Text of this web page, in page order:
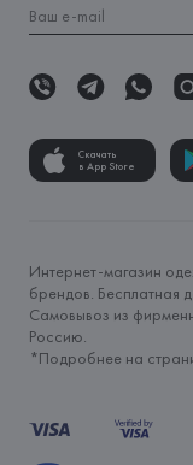
Скачать
в App Store
Интернет-магазин
брендов. Бесплатная
Самовывоз из
Россию.
*Подробнее на